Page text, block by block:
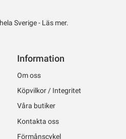
Sverige - Läs mer.
Information
Om oss
Köpvilkor / Integritet
Våra butiker
Kontakta oss
Förmånscykel